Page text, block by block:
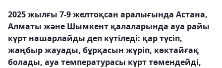
2025 жылғы 7-9 желтоқсан аралығында Астана,
Алматы және Шымкент қалаларында ауа райы
күрт нашарлайды деп күтіледі: қар түсіп,
жаңбыр жауады, бұрқасын жүріп, көктайғақ
болады, ауа температурасы күрт төмендейді,